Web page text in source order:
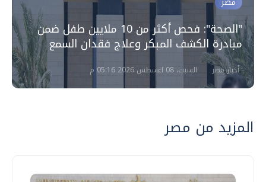
"الصحة": فحص أكثر من 10 ملايين طفل ضمن
مبادرة الكشف المبكر وعلاج فقدان السمع
أخبار مصر السبت، 08 اغسطس 2026 05:16 م
المزيد من مصر